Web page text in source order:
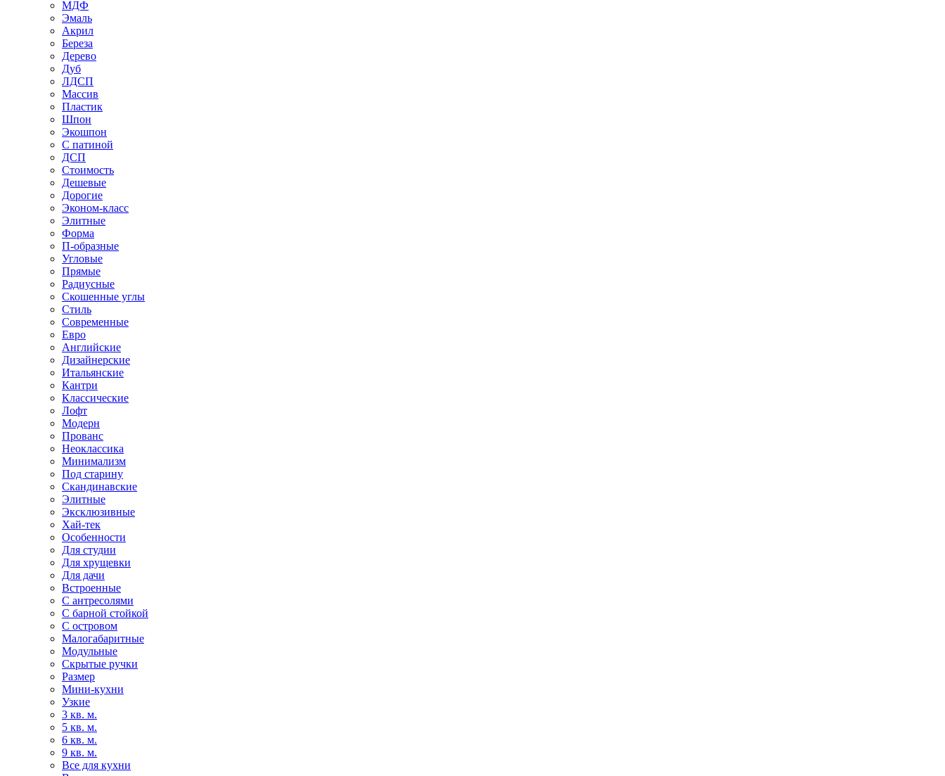
МДФ
Эмаль
Акрил
Береза
Дерево
Дуб
ЛДСП
Массив
Пластик
Шпон
Экошпон
С патиной
ДСП
Стоимость
Дешевые
Дорогие
Эконом-класс
Элитные
Форма
П-образные
Угловые
Прямые
Радиусные
Скошенные углы
Стиль
Современные
Евро
Английские
Дизайнерские
Итальянские
Кантри
Классические
Лофт
Модерн
Прованс
Неоклассика
Минимализм
Под старину
Скандинавские
Элитные
Эксклюзивные
Хай-тек
Особенности
Для студии
Для хрущевки
Для дачи
Встроенные
С антресолями
С барной стойкой
С островом
Малогабаритные
Модульные
Скрытые ручки
Размер
Мини-кухни
Узкие
3 кв. м.
5 кв. м.
6 кв. м.
9 кв. м.
Все для кухни